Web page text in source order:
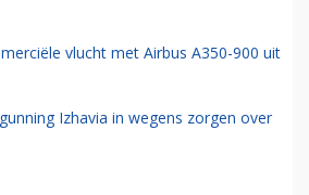
vlucht met Airbus A350-900 uit
Izhavia in wegens zorgen over